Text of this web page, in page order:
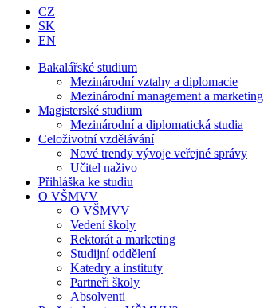
CZ
SK
EN
Bakalářské studium
Mezinárodní vztahy a diplomacie
Mezinárodní management a marketing
Magisterské studium
Mezinárodní a diplomatická studia
Celoživotní vzdělávání
Nové trendy vývoje veřejné správy
Učitel naživo
Přihláška ke studiu
O VŠMVV
O VŠMVV
Vedení školy
Rektorát a marketing
Studijní oddělení
Katedry a instituty
Partneři školy
Absolventi